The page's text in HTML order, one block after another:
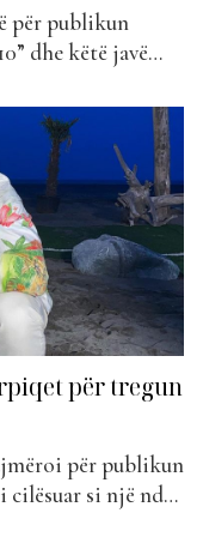
për publikun
dhe këtë javë
ritmik, Bujupi ka
bëjë të
për tregun
për publikun
si një ndër